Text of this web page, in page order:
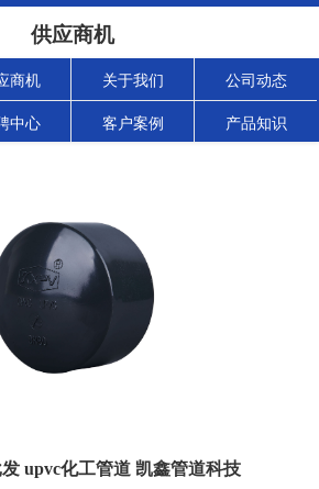
供应商机
商机 关于我们 公司动态
中心 客户案例 产品知识
upvc化工管道 凯鑫管道科技